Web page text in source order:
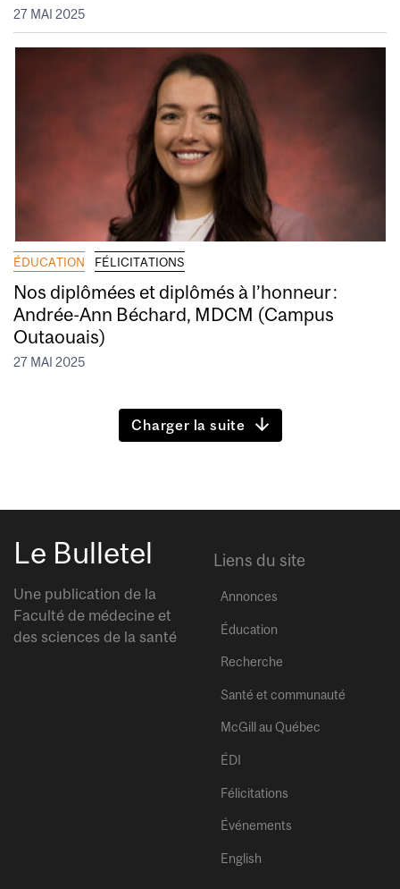
27 MAI 2025
ÉDUCATION FÉLICITATIONS
Nos diplômées et diplômés à l’honneur :
Andrée-Ann Béchard, MDCM (Campus
Outaouais)
27 MAI 2025
Charger la suite
Le Bulletel
Une publication de la
Faculté de médecine et
des sciences de la santé
Liens du site
Annonces
Éducation
Recherche
Santé et communauté
McGill au Québec
ÉDI
Félicitations
Événements
English